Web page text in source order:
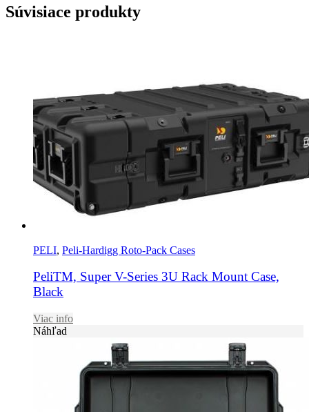
Súvisiace produkty
PELI, Peli-Hardigg Roto-Pack Cases
PeliTM, Super V-Series 3U Rack Mount Case,
Black
Viac info
Náhľad